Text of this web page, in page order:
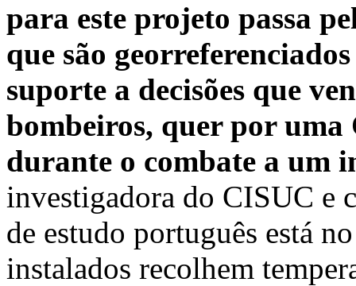
para este projeto passa
que são
suporte a decisões que
bombeiros, quer por
durante o combate a um
investigadora do CISUC e
de estudo português está
instalados recolhem